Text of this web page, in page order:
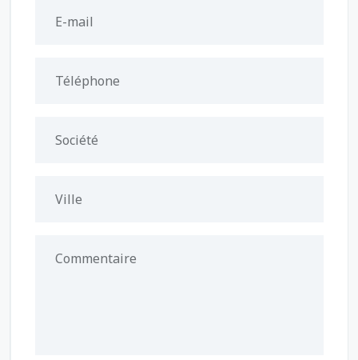
E-mail
Téléphone
Société
Ville
Commentaire